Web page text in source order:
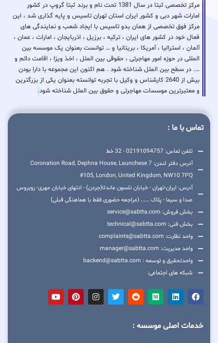
مرکز تخصصی ثبتا در سال 1381 تحت نام و برند ثبتا گروپ در کشور
امارات شهر دبی و کشور ایران استان تهران تاسیس و پایه گذاری شد ، این
مرکز فوق تخصصی از همان بدو تاسیس با ایجاد شعب و نمایندگی های
فعال خود در کشور های ایران ، ترکیه ، برزیل ، اذربایجان ، امارات ، عمان ،
آلمان ، استرالیا ، آمریکا ، بریتانیا و … توانست بعنوان یک موسسه بین
المللی در حوزه امور مهاجرتی ، حقوقی بین الملل ، اخذ ویزا ، اقامت دائم و
…. در سطح بین الملل شناخته شود . هم اکنون این مجموعه با دارا بودن
بیش از 2640 کارشناس و وکیل با تجربه توانسته بعنوان یکی از بزرگترین
و معتبرترین موسسات مهاجرتی و حقوق بین الملل شناخته شود.
تماس با ما :
تلفن تماس: 02191094757 - 32 خط
آدرس دفتر لندن: 7 Coronation Road, Dephna House, Launchese
#105, London, United Kingdom, NW10 7PQ
آدرس: ایران-تهران - خیابان نلسون ماندلا(جردن) - انتهای خیابان مهری- روبروس
صدا و سیما - پلاک ...... (مراجعه حضوری فقط با هماهنگی قبلی)
بخش فروش: service@sabtta.com
بخش فنی: technical@sabtta.com
واحد نظارت: complaints@sabtta.com
واحد مدیریت: manager@sabtta.com
واحدتحقیق و توسعه : backend@sabtta.com
شبکه های اجتماعی:
خدمات اصلی موسسه :